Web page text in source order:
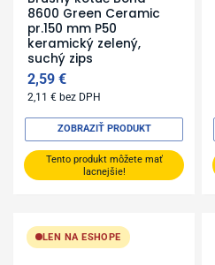
8600 Green Ceramic
pr.150 mm P50
keramický zelený,
suchý zips
2,59€
2,11€ bez DPH
Tento produkt môžete mať
lacnejšie!
ZOBRAZIŤ PRODUKT
LEN NA ESHOPE